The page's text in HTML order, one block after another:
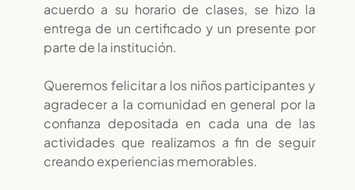
acuerdo a su horario de clases, se hizo la
entrega de un certificado y un presente por
parte de la institución.
Queremos felicitar a los niños participantes y
agradecer a la comunidad en general por la
confianza depositada en cada una de las
actividades que realizamos a fin de seguir
creando experiencias memorables.